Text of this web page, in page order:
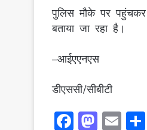
पुलिस मौके पर
बताया जा रहा है।
–आईएएनएस
डीएससी/सीबीटी
F M E